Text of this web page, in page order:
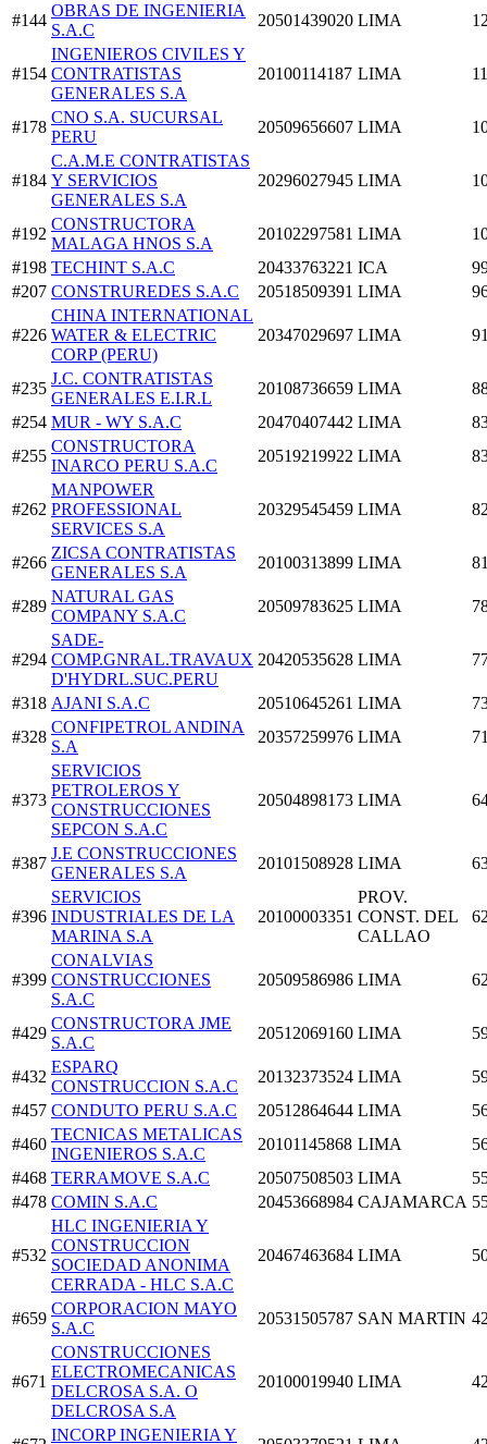
#144
OBRAS DE INGENIERIA
S.A.C
20501439020 LIMA
#154
INGENIEROS CIVILES Y
CONTRATISTAS
GENERALES S.A
20100114187 LIMA
#178
CNO S.A. SUCURSAL
PERU
20509656607 LIMA
#184
C.A.M.E CONTRATISTAS
Y SERVICIOS
GENERALES S.A
20296027945 LIMA
#192
CONSTRUCTORA
MALAGA HNOS S.A
20102297581 LIMA
#198 TECHINT S.A.C 20433763221 ICA
#207 CONSTRUREDES S.A.C 20518509391 LIMA
#226
CHINA INTERNATIONAL
WATER & ELECTRIC
CORP (PERU)
20347029697 LIMA
#235
J.C. CONTRATISTAS
GENERALES E.I.R.L
20108736659 LIMA
#254 MUR - WY S.A.C 20470407442 LIMA
#255
CONSTRUCTORA
INARCO PERU S.A.C
20519219922 LIMA
#262
MANPOWER
PROFESSIONAL
SERVICES S.A
20329545459 LIMA
#266
ZICSA CONTRATISTAS
GENERALES S.A
20100313899 LIMA
#289
NATURAL GAS
COMPANY S.A.C
20509783625 LIMA
#294
SADE-
COMP.GNRAL.TRAVAUX
D'HYDRL.SUC.PERU
20420535628 LIMA
#318 AJANI S.A.C 20510645261 LIMA
#328
CONFIPETROL ANDINA
S.A
20357259976 LIMA
#373
SERVICIOS
PETROLEROS Y
CONSTRUCCIONES
SEPCON S.A.C
20504898173 LIMA
#387
J.E CONSTRUCCIONES
GENERALES S.A
20101508928 LIMA
#396
SERVICIOS
INDUSTRIALES DE LA
MARINA S.A
20100003351
PROV.
CONST. DEL
CALLAO
#399
CONALVIAS
CONSTRUCCIONES
S.A.C
20509586986 LIMA
#429
CONSTRUCTORA JME
S.A.C
20512069160 LIMA
#432
ESPARQ
CONSTRUCCION S.A.C
20132373524 LIMA
#457 CONDUTO PERU S.A.C 20512864644 LIMA
#460
TECNICAS METALICAS
INGENIEROS S.A.C
20101145868 LIMA
#468 TERRAMOVE S.A.C 20507508503 LIMA
#478 COMIN S.A.C 20453668984 CAJAMARCA
#532
HLC INGENIERIA Y
CONSTRUCCION
SOCIEDAD ANONIMA
CERRADA - HLC S.A.C
20467463684 LIMA
#659
CORPORACION MAYO
S.A.C
20531505787 SAN MARTIN
#671
CONSTRUCCIONES
ELECTROMECANICAS
DELCROSA S.A. O
DELCROSA S.A
20100019940 LIMA
INCORP INGENIERIA Y